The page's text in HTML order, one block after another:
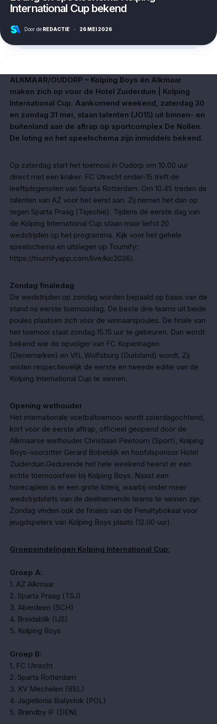
International Cup bekend
Door de REDACTIE · 26 MEI 2026
ALKMAAR/OUDORP – Kolping Boys én Alkmaar
maken zich op voor de Hotel Zuiderduin | Kolping
International Cup. Aankomend weekend, zaterdag 30
en zondag 31 mei, staan talenten (JO15) uit binnen- en
buitenland aan de aftrap op sportcomplex De Nollen.
De loting en het speelschema zijn inmiddels bekend.
Op zaterdag start het toernooi in Oudorp om 10.00 uur
direct met een kraker. FC Utrecht onder-15 treft de
leeftijdsgenoten van Sparta Rotterdam. Om 10.45 treden de
talenten van AZ voor het eerst aan. Zij nemen het dan op
tegen Sparta Praag (Tsjechië). Tijdens de eerste dag van
de Kolping International Cup staan maar liefst 20
wedstrijden op het programma. Kijk voor het gehele
speelschema en uitslagen op Tournify:
https://tournifyapp.com/live/kic2026/.
Zondag finaledag
De wedstrijden op zondag worden bepaald op basis van de
stand na eerste toernooidag. De beste drie teams uit beide
poules plaatsen zich voor de winnaarspoules. De finale van
het toernooi staat zondag 15.15 uur te gebeuren. Dan wordt
bekend wie de opvolger van FC Kopenhagen
(Denemarken) en VfL Wolfsburg (Duitsland) wordt. Zij
wisten respectievelijk de eerste en tweede editie van de
Kolping International Cup te winnen.
Opening wethouder
Het internationale voetbaltoernooi wordt zaterdagochtend,
kort voor de eerste aftrap, officieel geopend door de
Alkmaarse wethouder Christiaan Peetoom (Sport), Kolping
Boys-voorzitter Gerard Bobeldijk en hoofdsponsor Hotel
Zuiderduin.Gedurende het hele weekend heerst er een
echte toernooisfeer bij Kolping Boys. Naast een
horecaplein is er een grote loterij, waarbij onder meer
wedstrijdshirts van de deelnemende teams te winnen zijn.
Zondag vinden ook de finales van de Penaltybokaal voor
jeugdspelers van Kolping Boys plaats (12.00 uur).
Groepsindelingen Kolping International Cup:
Groep A:
1. AZ Alkmaar
2. Sparta Praag (TSJ)
3. Aberdeen (SCH)
4. Breidablik (IJS)
5. Kolping Boys
Groep B:
1. FC Utrecht
2. Sparta Rotterdam
3. KV Mechelen (BEL)
4. Jagiellonia Bialystok (POL)
5. Brøndby IF (DEN)